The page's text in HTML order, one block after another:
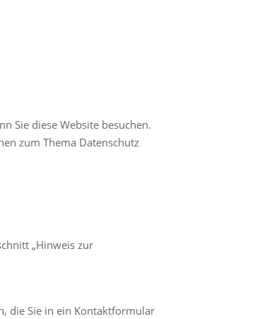
Sie diese Website besuchen.
zum Thema Datenschutz
„Hinweis zur
die Sie in ein Kontaktformular